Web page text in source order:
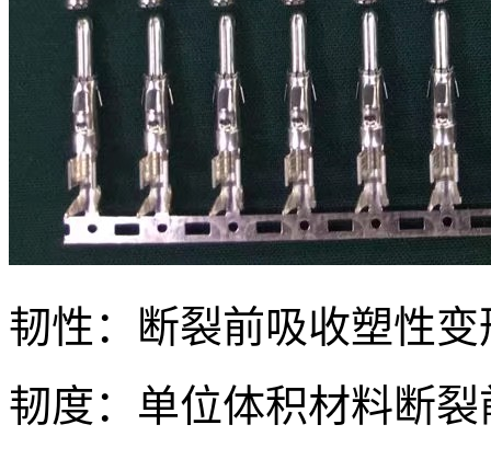
韧性：断裂前吸收塑性
韧度：单位体积材料断